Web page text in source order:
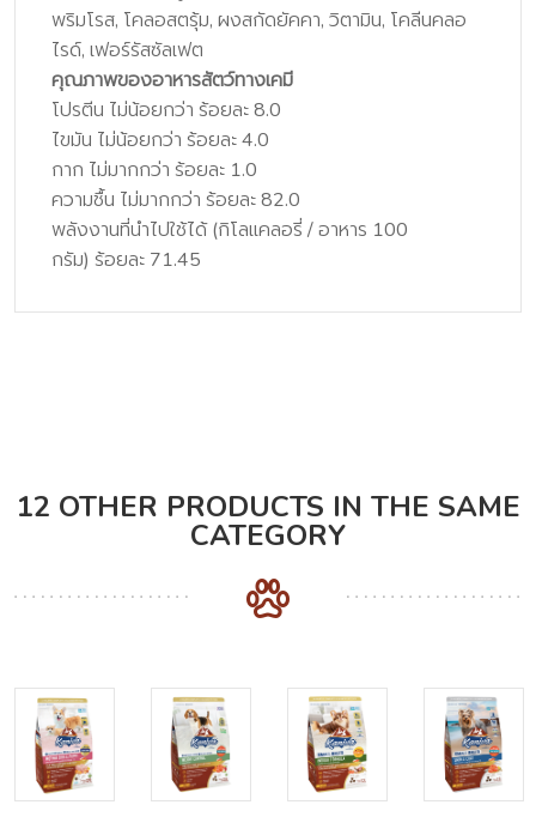
พริมโรส, โคลอสตรุ้ม, ผงสกัดยัคคา, วิตามิน, โคลีนคลอ
ไรด์, เฟอร์รัสซัลเฟต
คุณภาพของอาหารสัตว์ทางเคมี
โปรตีน ไม่น้อยกว่า ร้อยละ 8.0
ไขมัน ไม่น้อยกว่า ร้อยละ 4.0
กาก ไม่มากกว่า ร้อยละ 1.0
ความชื้น ไม่มากกว่า ร้อยละ 82.0
พลังงานที่นำไปใช้ได้ (กิโลแคลอรี่ / อาหาร 100
กรัม) ร้อยละ 71.45
12 OTHER PRODUCTS IN THE SAME
CATEGORY